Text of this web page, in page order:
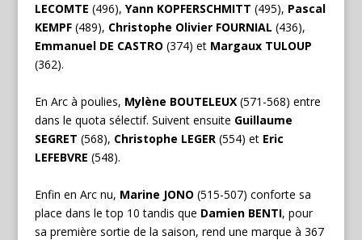
LECOMTE (496), Yann KOPFERSCHMITT (495), Pascal
KEMPF (489), Christophe Olivier FOURNIAL (436),
Emmanuel DE CASTRO (374) et Margaux TULOUP
(362).
En Arc à poulies, Mylène BOUTELEUX (571-568) entre
dans le quota sélectif. Suivent ensuite Guillaume
SEGRET (568), Christophe LEGER (554) et Eric
LEFEBVRE (548).
Enfin en Arc nu, Marine JONO (515-507) conforte sa
place dans le top 10 tandis que Damien BENTI, pour
sa première sortie de la saison, rend une marque à 367